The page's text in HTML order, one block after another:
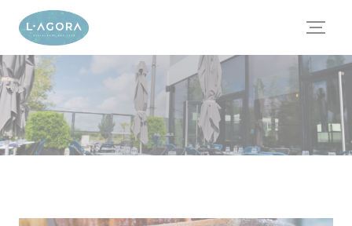
Cookies beheer paneel